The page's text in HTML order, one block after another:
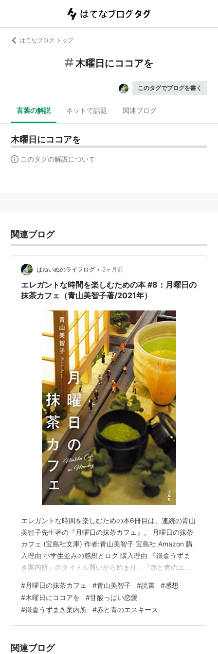
はてなブログ トップ
木曜日にココアを
このタグでブログを書く
言葉の解説 ネットで話題 関連ブログ
木曜日にココアを
このタグの解説について
関連ブログ
はねいぬのライフログ • 2ヶ月前
エレガントな時間を楽しむための本 #8：月曜日の
抹茶カフェ（青山美智子著/2021年）
エレガントな時間を楽しむための本6冊目は、連続の青山
美智子先生著の『月曜日の抹茶カフェ』。 月曜日の抹茶
カフェ (宝島社文庫) 作者:青山美智子 宝島社 Amazon 購
入理由 小学生並みの感想とログ 購入理由 『鎌倉うずま
き案内所』のタイトル買いから始まり、『赤と青のエス
中。直前に読んだ『木曜日にココアを』の続編と聞いて
記憶があるうちに読みたかったから。 小学生並みの感想
とログ 短編から構成されているのは、『木曜日にココア
を』と同じ感じ。いつものカフェも出てくるし、『木曜
った人が主役になってい…
#月曜日の抹茶カフェ #青山美智子 #読書 #感想
#木曜日にココアを #甘酸っぱい恋愛
#鎌倉うずまき案内所 #赤と青のエスキース
関連ブログ